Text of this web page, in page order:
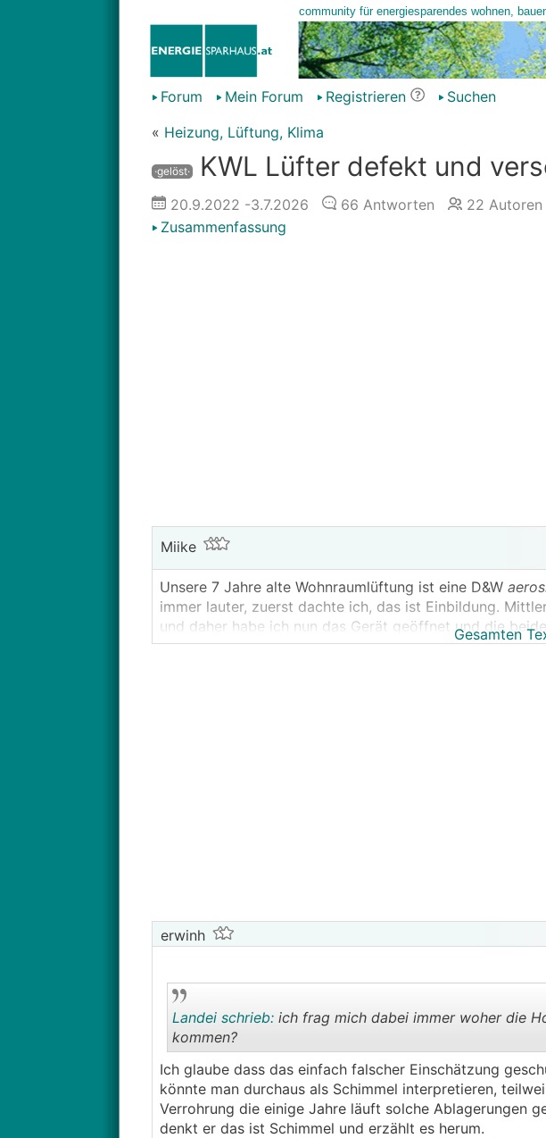
Forum Mein Forum Registrieren
Suchen
« Heizung, Lüftung, Klima
·gelöst· KWL Lüfter defekt und
20.9.2022 -3.7.2026 66 Antworten 22 Autoren
Zusammenfassung
Miike
Unsere 7 Jahre alte Wohnraumlüftung ist eine D&W
immer lauter, zuerst dachte ich, das ist Einbildung.
und daher habe ich nun das Gerät geöffnet und die
Gesamten
erwinh
..
Landei schrieb:ich frag mich dabei immer woher die
kommen?
Ich glaube dass das einfach falscher Einschätzung
könnte man durchaus als Schimmel interpretieren,
Verrohrung die einige Jahre läuft solche Ablagerungen
denkt er das ist Schimmel und erzählt es herum.